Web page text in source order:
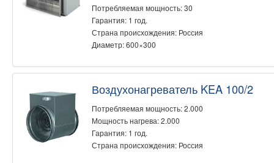
Потребляемая мощность: 30
Гарантия: 1 год.
Страна происхождения: Россия
Диаметр: 600×300
Воздухонагреватель KEA 100/2
Потребляемая мощность: 2.000
Мощность нагрева: 2.000
Гарантия: 1 год.
Страна происхождения: Россия